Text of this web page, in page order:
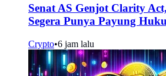
Senat AS Genjot Clarity
Segera Punya Payung
Crypto•6 jam lalu